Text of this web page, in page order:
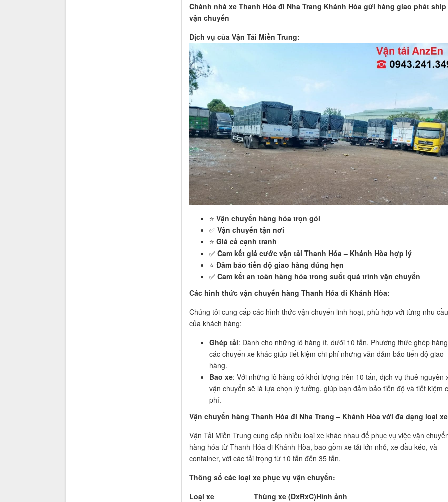
Chành nhà xe Thanh Hóa đi Nha Trang Khánh Hòa gửi hàng giao phát ship
vận chuyển
Dịch vụ của Vận Tải Miền Trung:
⭐️ Vận chuyển hàng hóa trọn gói
✅ Vận chuyển tận nơi
⭐️ Giá cả cạnh tranh
✅ Cam kết giá cước vận tải Thanh Hóa – Khánh Hòa hợp lý
⭐️ Đảm bảo tiến độ giao hàng đúng hẹn
✅ Cam kết an toàn hàng hóa trong suốt quá trình vận chuyển
Các hình thức vận chuyển hàng Thanh Hóa đi Khánh Hòa:
Chúng tôi cung cấp các hình thức vận chuyển linh hoạt, phù hợp với từng nhu cầu
của khách hàng:
Ghép tải: Dành cho những lô hàng ít, dưới 10 tấn. Phương thức ghép
các chuyến xe khác giúp tiết kiệm chi phí nhưng vẫn đảm bảo tiến độ giao
hàng.
Bao xe: Với những lô hàng có khối lượng trên 10 tấn, dịch vụ thuê nguyên
vận chuyển sẽ là lựa chọn lý tưởng, giúp bạn đảm bảo tiến độ và tiết kiệm
phí.
Vận chuyển hàng Thanh Hóa đi Nha Trang – Khánh Hòa với đa dạng loại
Vận Tải Miền Trung cung cấp nhiều loại xe khác nhau để phục vụ việc vận
hàng hóa từ Thanh Hóa đi Khánh Hòa, bao gồm xe tải lớn nhỏ, xe đầu kéo, và
container, với các tải trọng từ 10 tấn đến 35 tấn.
Thông số các loại xe phục vụ vận chuyển:
Loại xe
Thùng xe (DxRxC)Hình ảnh